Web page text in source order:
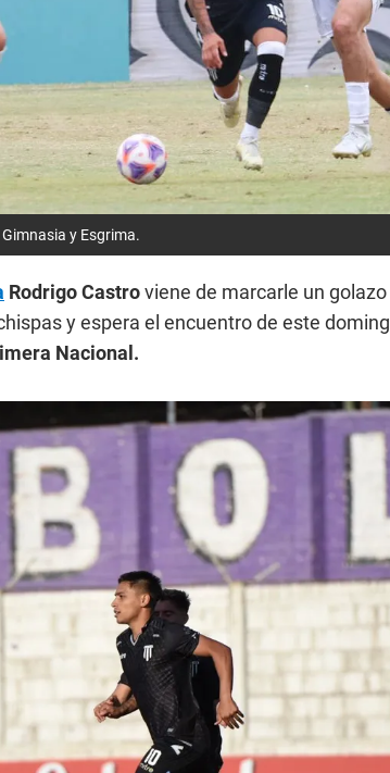
y Esgrima.
Rodrigo Castroviene de marcarle un
y espera el encuentro de este
Nacional.